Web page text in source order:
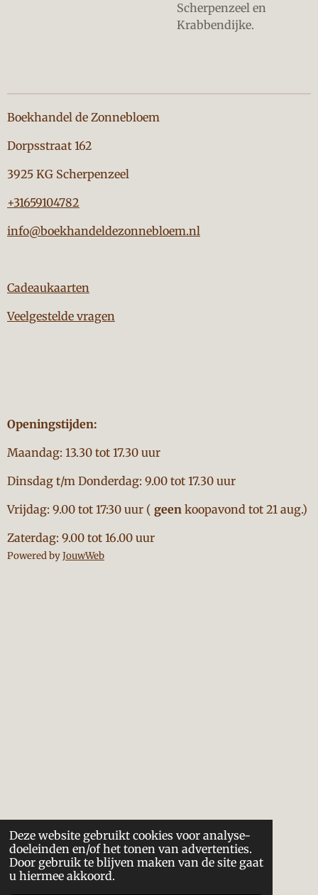
Deze website gebruikt cookies voor analyse-
doeleinden en/of het tonen van advertenties.
Door gebruik te blijven maken van de site gaat
u hiermee akkoord.
Scherpenzeel en
Krabbendijke.
Boekhandel de Zonnebloem
Dorpsstraat 162
3925 KG Scherpenzeel
+31659104782
info@boekhandeldezonnebloem.nl
Cadeaukaarten
Veelgestelde vragen
Openingstijden:
Maandag: 13.30 tot 17.30 uur
Dinsdag t/m Donderdag: 9.00 tot 17.30 uur
Vrijdag: 9.00 tot 17:30 uur ( geen koopavond tot 21 aug.)
Zaterdag: 9.00 tot 16.00 uur
Powered byJouwWeb